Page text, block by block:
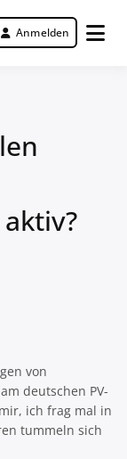
Nr. 1 Forum für
Investments
Anmelden
von
deutschen PV-
ich frag mal in
tummeln sich